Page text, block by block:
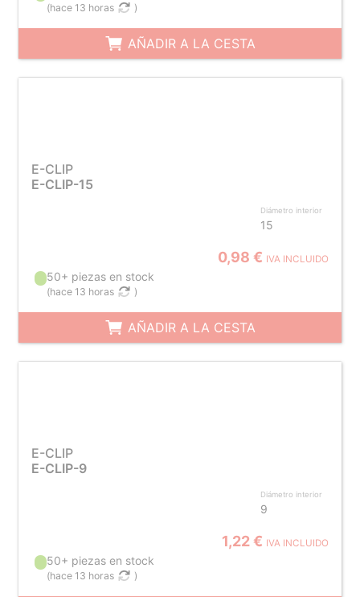
(hace 13 horas )
AÑADIR A LA CESTA
E-CLIP
E-CLIP-15
Diámetro interior
15
0,98 € IVA INCLUIDO
50+ piezas en stock
(hace 13 horas )
AÑADIR A LA CESTA
E-CLIP
E-CLIP-9
Diámetro interior
9
1,22 € IVA INCLUIDO
50+ piezas en stock
(hace 13 horas )